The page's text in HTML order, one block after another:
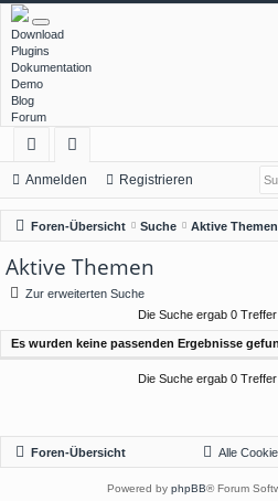
Download
Plugins
Dokumentation
Demo
Blog
Forum
ch
ne
llz
ug
f
or
en
Anmelden Registrieren
Foren-Übersicht Suche Aktive Themen
Aktive Themen
Zur erweiterten Suche
Die Suche ergab 0 Treffer
Es wurden keine passenden Ergebnisse
Die Suche ergab 0 Treffer
Foren-Übersicht Alle
Powered by phpBB® Forum